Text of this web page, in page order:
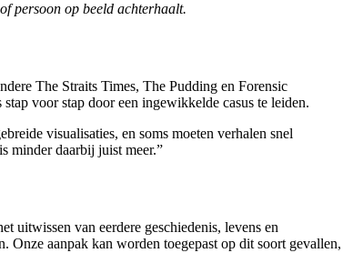
persoon op beeld achterhaalt.
The Straits Times, The Pudding en Forensic
voor stap door een ingewikkelde casus te leiden.
visualisaties, en soms moeten verhalen snel
minder daarbij juist meer.”
uitwissen van eerdere geschiedenis, levens en
aanpak kan worden toegepast op dit soort gevallen,